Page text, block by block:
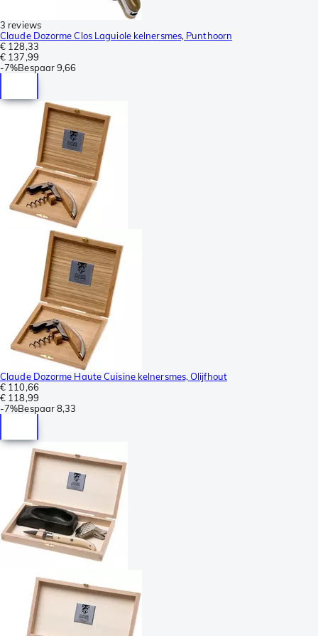
3 reviews
Claude Dozorme Clos Laguiole kelnersmes, Punthoorn
€ 128,33
€ 137,99
-7%Bespaar9,66
Claude Dozorme Haute Cuisine kelnersmes, Olijfhout
€ 110,66
€ 118,99
-7%Bespaar8,33